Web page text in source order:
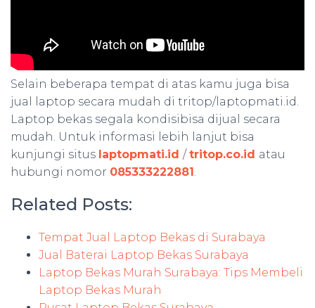
Selain beberapa tempat di atas kamu juga bisa
jual laptop secara mudah di tritop/laptopmati.id.
Laptop bekas segala kondisibisa dijual secara
mudah. Untuk informasi lebih lanjut bisa
kunjungi situs laptopmati.id / tritop.co.id atau
hubungi nomor 085333222881 .
Related Posts:
Tempat Jual Laptop Bekas di Surabaya
Jual Baterai Laptop Bekas Surabaya
Laptop Bekas Murah Surabaya: Tips Membeli
Laptop Bekas Murah